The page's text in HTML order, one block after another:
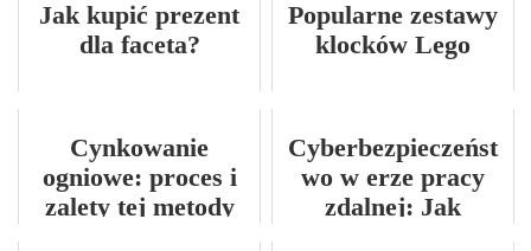
dostępne
wskazówki!
Jak kupić prezent
dla faceta?
Popularne zestawy
klocków Lego
Cynkowanie
ogniowe: proces i
zalety tej metody
Cyberbezpieczeńst
wo w erze pracy
zdalnej: Jak